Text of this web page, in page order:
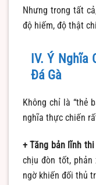
Nhưng trong tất
độ hiếm, độ thật
IV. Ý Nghĩa
Đá Gà
Không chỉ là “thẻ
nghĩa thực chiến
+ Tăng bản lĩnh thi
chịu đòn tốt,
ngờ khiến đối thủ